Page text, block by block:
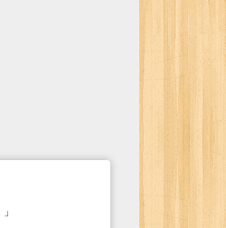
」